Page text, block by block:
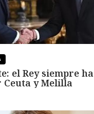
el Rey siempre ha
y Melilla